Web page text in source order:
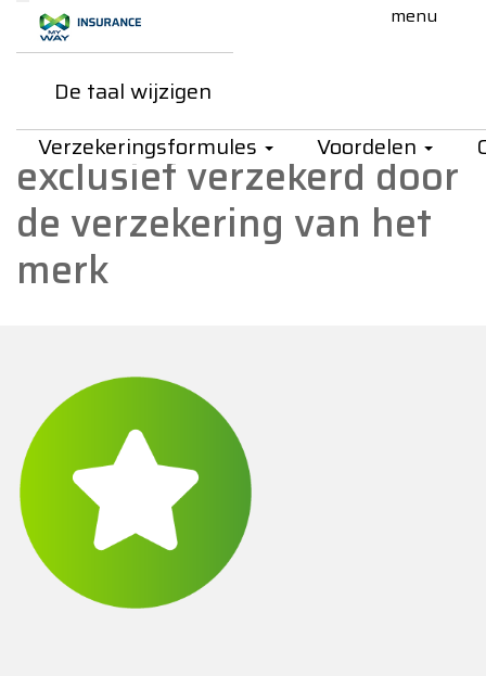
Skip to Main Content
De taal wijzigen
Verzekeringsformules
Voordelen
My Way Insurance -
Overnamepremie auto
exclusief verzekerd door
de verzekering van het
merk